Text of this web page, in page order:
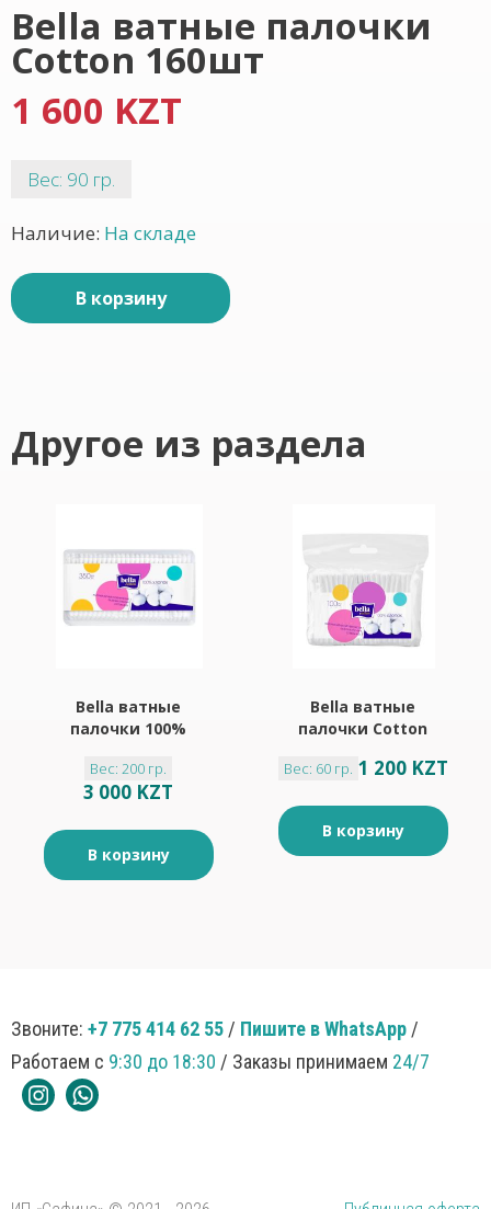
Bella ватные палочки
Cotton 160шт
1 600 KZT
Вес: 90 гр.
Наличие: На складе
В корзину
Другое из раздела
Bella ватные
палочки 100%
Вес: 200 гр.
3 000 KZT
В корзину
Bella ватные
палочки Cotton
Вес: 60 гр. 1 200 KZT
В корзину
Звоните: +7 775 414 62 55 / Пишите в WhatsApp /
Работаем с 9:30 до 18:30 / Заказы принимаем 24/7